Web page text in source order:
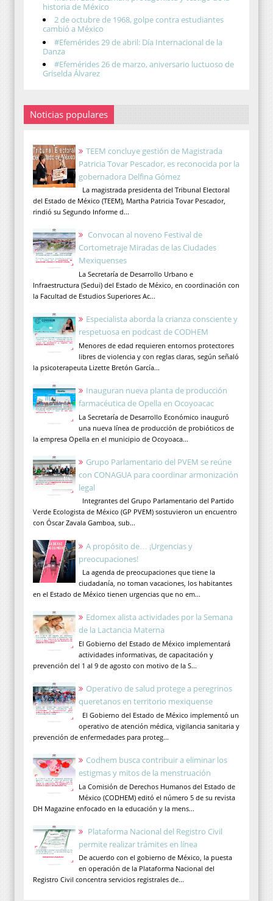
historia de México
2 de octubre de 1968, golpe contra estudiantes
cambió a México
#Efemérides 29 de abril: Día Internacional de la
Danza
#Efemérides 26 de marzo, aniversario luctuoso de
Griselda Álvarez
Noticias populares
TEEM concluye gestión de Magistrada
Patricia Tovar Pescador, es reconocida por la
gobernadora Delfina Gómez
La magistrada presidenta del Tribunal Electoral
del Estado de México (TEEM), Martha Patricia Tovar Pescador,
rindió su Segundo Informe d...
Convocan al noveno Festival de
Cortometraje Miradas de las Ciudades
Mexiquenses
La Secretaría de Desarrollo Urbano e
Infraestructura (Sedui) del Estado de México, en coordinación con
la Facultad de Estudios Superiores Ac...
Especialista aborda la crianza consciente y
respetuosa en podcast de CODHEM
Menores de edad requieren entornos protectores
libres de violencia y con reglas claras, según señaló
la psicoterapeuta Lizette Bretón García...
Inauguran nueva planta de producción
farmacéutica de Opella en Ocoyoacac
La Secretaría de Desarrollo Económico inauguró
una nueva línea de producción de probióticos de
la empresa Opella en el municipio de Ocoyoaca...
Grupo Parlamentario del PVEM se reúne
con CONAGUA para coordinar armonización
legal
Integrantes del Grupo Parlamentario del Partido
Verde Ecologista de México (GP PVEM) sostuvieron un encuentro
con Óscar Zavala Gamboa, sub...
A propósito de… ¡Urgencias y
preocupaciones!
La agenda de preocupaciones que tiene la
ciudadanía, no toman vacaciones, los habitantes
en el Estado de México tienen urgencias que no em...
Edomex alista actividades por la Semana
de la Lactancia Materna
El Gobierno del Estado de México implementará
actividades informativas, de capacitación y
prevención del 1 al 9 de agosto con motivo de la S...
Operativo de salud protege a peregrinos
queretanos en territorio mexiquense
El Gobierno del Estado de México implementó un
operativo de atención médica, vigilancia sanitaria y
prevención de enfermedades para proteg...
Codhem busca contribuir a eliminar los
estigmas y mitos de la menstruación
La Comisión de Derechos Humanos del Estado de
México (CODHEM) editó el número 5 de su revista
DH Magazine enfocado en la educación y la mens...
Plataforma Nacional del Registro Civil
permite realizar trámites en línea
De acuerdo con el gobierno de México, la puesta
en operación de la Plataforma Nacional del
Registro Civil concentra servicios registrales de...